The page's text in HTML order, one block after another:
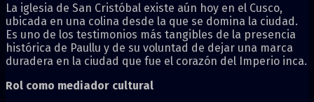
La iglesia de San Cristóbal existe aún hoy en el Cusco,
ubicada en una colina desde la que se domina la ciudad.
Es uno de los testimonios más tangibles de la presencia
histórica de Paullu y de su voluntad de dejar una marca
duradera en la ciudad que fue el corazón del Imperio inca.
Rol como mediador cultural